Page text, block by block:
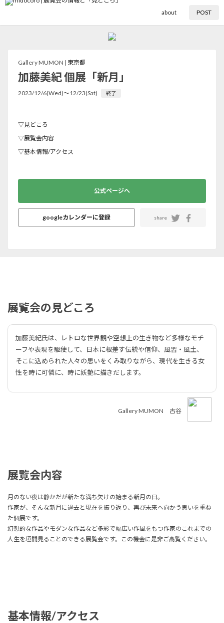
about POST
Gallery MUMON | 東京都
加藤美紀 個展「新月」
2023/12/6(Wed)〜12/23(Sat) 終了
▽見どころ
▽展覧会内容
▽基本情報/アクセス
公式ページへ
googleカレンダーに登録 share
展覧会の見どころ
加藤美紀氏は、レトロな世界観や空想上の生き物など多様なモチ
ーフや表現を駆使して、日本に根差す伝統や信仰、風習・風土、
そこに込められた人々の思いをくみ取りながら、現代を生きる女
性を時に可憐に、時に妖艶に描きだします。
Gallery MUMON 古谷
展覧会内容
月のない夜は静かだが新たな満ち欠けの始まる新月の日。
作家が、そんな新月に過去と現在を振り返り、再び未来へ向かう思いを重ね
た個展です。
幻想的な作品やモダンな作品など多彩で幅広い作風をもつ作家のこれまでの
人生を垣間見ることのできる展覧会です。この機会に是非ご高覧ください。
基本情報/アクセス